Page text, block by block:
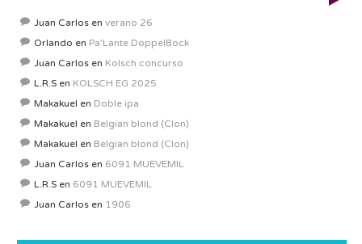
Juan Carlos en verano 26
Orlando en Pa’Lante DoppelBock
Juan Carlos en Kolsch concurso
L.R.S en KOLSCH EG 2025
Makakuel en Doble ipa
Makakuel en Belgian blond (Clon)
Makakuel en Belgian blond (Clon)
Juan Carlos en 6091 MUEVEMIL
L.R.S en 6091 MUEVEMIL
Juan Carlos en 1906